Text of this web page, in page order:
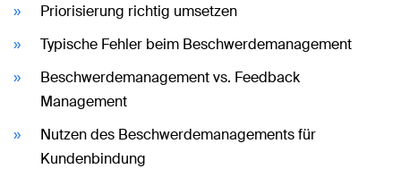
Priorisierung richtig umsetzen
Typische Fehler beim Beschwerdemanagement
Beschwerdemanagement vs. Feedback
Management
Nutzen des Beschwerdemanagements für
Kundenbindung